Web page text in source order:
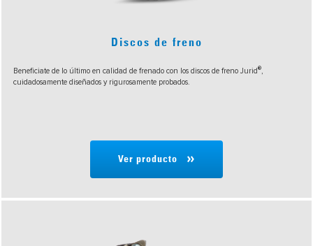
Discos de freno
Beneficiate de lo último en calidad de frenado con los discos de freno Jurid®,
cuidadosamente diseñados y rigurosamente probados.
Ver producto